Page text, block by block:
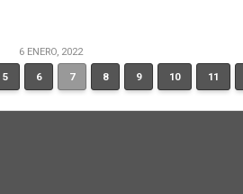
6 ENERO, 2022
5 6 7 8 9 10 11